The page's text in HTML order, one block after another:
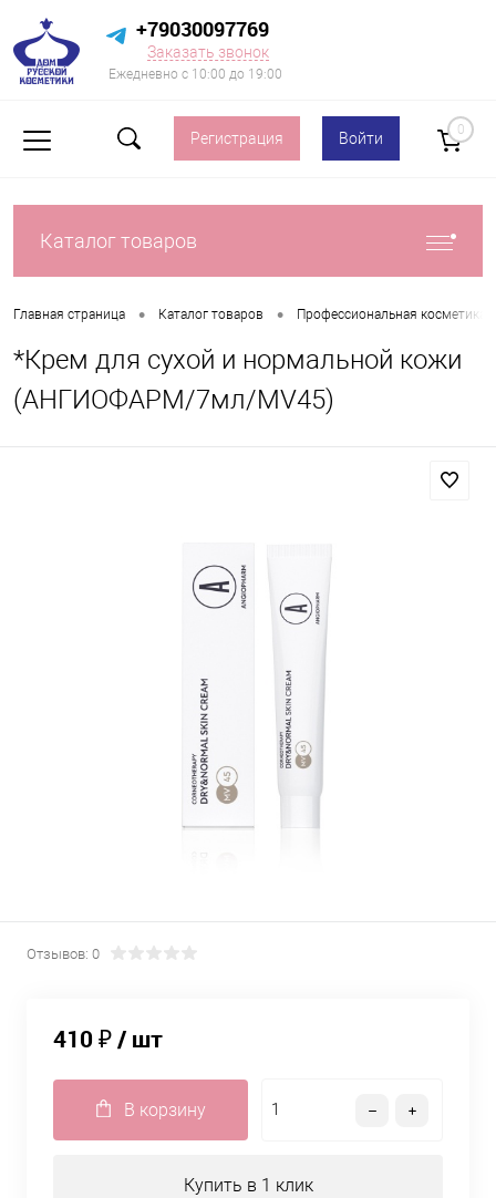
+79030097769
Заказать звонок
Ежедневно с 10:00 до 19:00
Регистрация Войти 0
Каталог товаров
Главная страница • Каталог товаров • Профессиональная косметика
*Крем для сухой и нормальной кожи
(АНГИОФАРМ/7мл/MV45)
Отзывов: 0
410 ₽/ шт
В корзину
Купить в 1 клик